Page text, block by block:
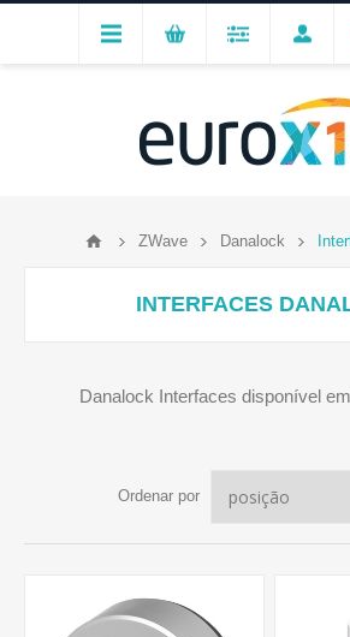
ZWave Danalock
INTERFACES
Danalock Interfaces disponível
Ordenar por